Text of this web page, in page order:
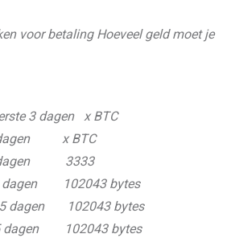
voor betaling Hoeveel geld moet je
3 dagen x BTC
x BTC
3333
102043 bytes
dagen 102043 bytes
dagen 102043 bytes